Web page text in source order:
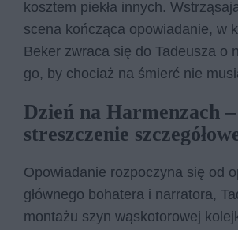
kosztem piekła innych.
scena kończąca opowiadanie, w
Beker zwraca się do Tadeusza o
go, by chociaż na śmierć nie
Dzień na Harmenzach –
streszczenie
Opowiadanie rozpoczyna się od
głównego bohatera i narratora,
montażu szyn wąskotorowej